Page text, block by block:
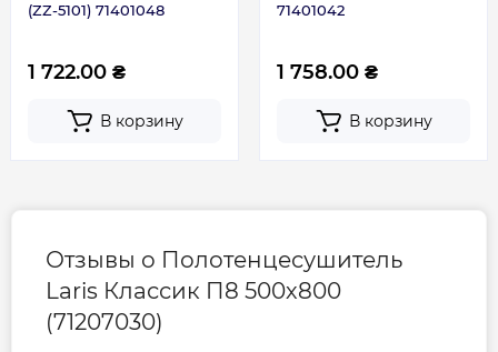
(ZZ-5101) 71401048
1 722.00 ₴
В корзину
71401042
1 758.00 ₴
В корзину
Отзывы о Полотенцесушитель
Laris Классик П8 500х800
(71207030)